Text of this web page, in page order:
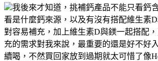
我後來才知道，挑補鈣產品不能只看鈣
看是什麼鈣來源，以及有沒有搭配維生素
對容易補充，加上維生素D與鎂一起搭配
充的需求對我來說，最重要的還是好不好
續喝，不然買回家放到過期就太可惜了像